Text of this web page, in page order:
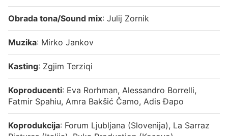
Obrada tona/Sound mix: Julij Zornik
Muzika: Mirko Jankov
Kasting: Zgjim Terziqi
Koproducenti: Eva Rorhman, Alessandro Borrelli,
Fatmir Spahiu, Amra Bakšić Čamo, Adis Đapo
Koprodukcija: Forum Ljubljana (Slovenija), La Sarraz